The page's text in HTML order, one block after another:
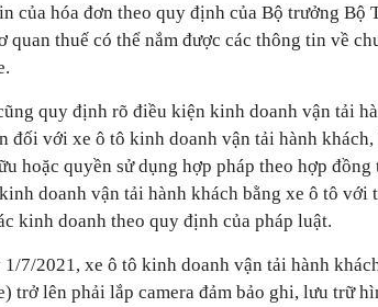
của hóa đơn theo quy định của Bộ trưởng Bộ
quan thuế có thể nắm được các thông tin về
quy định rõ điều kiện kinh doanh vận tải
đối với xe ô tô kinh doanh vận tải hành
hoặc quyền sử dụng hợp pháp theo hợp
doanh vận tải hành khách bằng xe ô tô với
kinh doanh theo quy định của pháp luật.
7/2021, xe ô tô kinh doanh vận tải hành
trở lên phải lắp camera đảm bảo ghi, lưu trữ